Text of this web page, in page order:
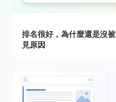
排名很好，為什麼還是沒
見原因